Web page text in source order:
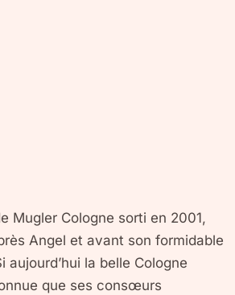
Mugler Cologne sorti en 2001,
Angel et avant son formidable
aujourd’hui la belle Cologne
que ses consœurs